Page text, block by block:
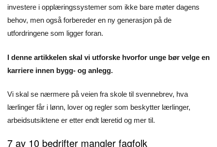
investere i opplæringssystemer som ikke bare møter dagens
behov, men også forbereder en ny generasjon på de
utfordringene som ligger foran.
I denne artikkelen skal vi utforske hvorfor unge bør velge en
karriere innen bygg- og anlegg.
Vi skal se nærmere på veien fra skole til svennebrev, hva
lærlinger får i lønn, lover og regler som beskytter lærlinger,
arbeidsutsiktene er etter endt læretid og mer til.
7 av 10 bedrifter mangler fagfolk